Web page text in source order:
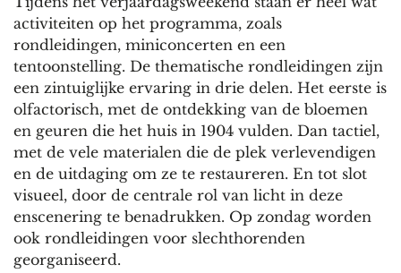
activiteiten op het programma, zoals
rondleidingen, miniconcerten en een
tentoonstelling. De thematische rondleidingen zijn
een zintuiglijke ervaring in drie delen. Het eerste is
olfactorisch, met de ontdekking van de bloemen
en geuren die het huis in 1904 vulden. Dan tactiel,
met de vele materialen die de plek verlevendigen
en de uitdaging om ze te restaureren. En tot slot
visueel, door de centrale rol van licht in deze
enscenering te benadrukken. Op zondag worden
ook rondleidingen voor slechthorenden
georganiseerd.